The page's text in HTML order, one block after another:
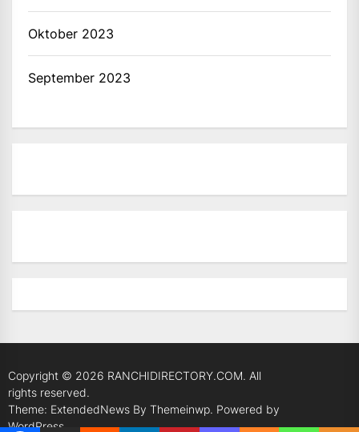
Oktober 2023
September 2023
Copyright © 2026 RANCHIDIRECTORY.COM. All
rights reserved.
Theme: ExtendedNews By Themeinwp. Powered by
WordPress.